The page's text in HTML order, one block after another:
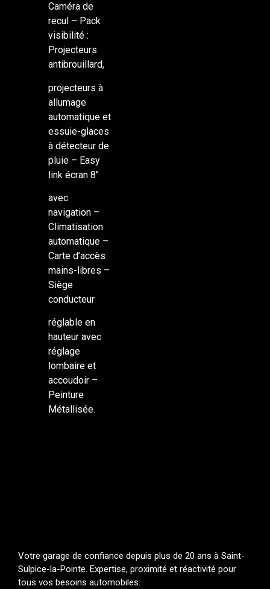
Caméra de
recul – Pack
visibilité :
Projecteurs
antibrouillard,
projecteurs à
allumage
automatique et
essuie-glaces
à détecteur de
pluie – Easy
link écran 8″
avec
navigation –
Climatisation
automatique –
Carte d’accès
mains-libres –
Siège
conducteur
réglable en
hauteur avec
réglage
lombaire et
accoudoir –
Peinture
Métallisée.
Votre garage de confiance depuis plus de 20 ans à Saint-
Sulpice-la-Pointe. Expertise, proximité et réactivité pour
tous vos besoins automobiles.